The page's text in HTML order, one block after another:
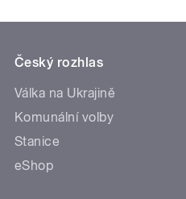
Český rozhlas
Válka na Ukrajině
Komunální volby
Stanice
eShop